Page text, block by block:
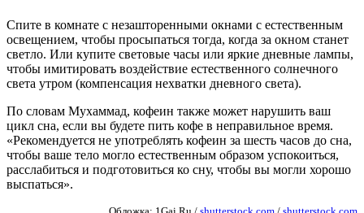
Спите в комнате с незашторенными окнами с естественным
освещением, чтобы просыпаться тогда, когда за окном станет
светло. Или купите световые часы или яркие дневные лампы,
чтобы имитировать воздействие естественного солнечного
света утром (компенсация нехватки дневного света).
По словам Мухаммад, кофеин также может нарушить ваш
цикл сна, если вы будете пить кофе в неправильное время.
«Рекомендуется не употреблять кофеин за шесть часов до сна,
чтобы ваше тело могло естественным образом успокоиться,
расслабиться и подготовиться ко сну, чтобы вы могли хорошо
выспаться».